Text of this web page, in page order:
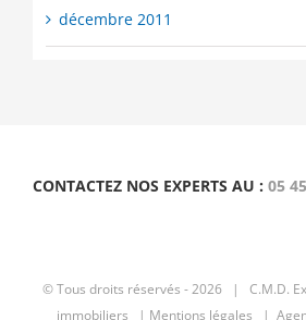
décembre 2011
CONTACTEZ NOS EXPERTS AU : 05
© Tous droits réservés -2026 | C.M.D.
immobiliers | Mentions légales |